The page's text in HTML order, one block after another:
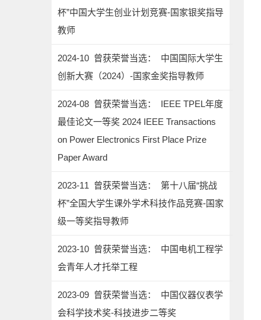
杯”中国大学生创业计划竞赛-国家银奖指导
教师
2024-10 曾获荣誉当选： 中国国际大学生
创新大赛（2024）-国家金奖指导教师
2024-08 曾获荣誉当选： IEEE TPEL年度
最佳论文一等奖 2024 IEEE Transactions
on Power Electronics First Place Prize
Paper Award
2023-11 曾获荣誉当选： 第十八届“挑战
杯”全国大学生课外学术科技作品竞赛-国家
级一等奖指导教师
2023-10 曾获荣誉当选： 中国电机工程学
会青年人才托举工程
2023-09 曾获荣誉当选： 中国仪器仪表学
会科学技术奖-科技进步二等奖